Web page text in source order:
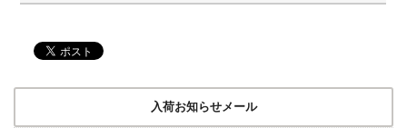
入荷お知らせメール